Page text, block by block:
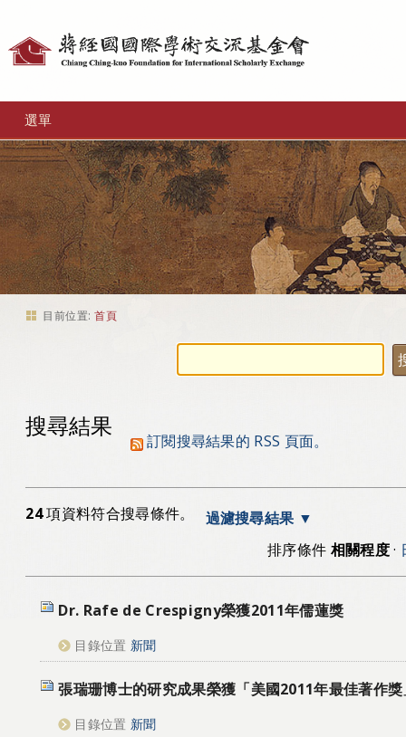
選單
目前位置: 首頁
搜尋結果
訂閱搜尋結果的 RSS 頁面。
24項資料符合搜尋條件。
過濾搜尋結果
排序條件 相關程度·
Dr. Rafe de Crespigny榮獲2011年儒蓮獎
目錄位置 新聞
張瑞珊博士的研究成果榮獲「美國2011年最佳著作
目錄位置 新聞